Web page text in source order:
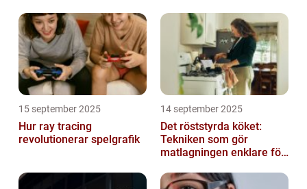
15 september 2025
Hur ray tracing
revolutionerar spelgrafik
14 september 2025
Det röststyrda köket:
Tekniken som gör
matlagningen enklare för